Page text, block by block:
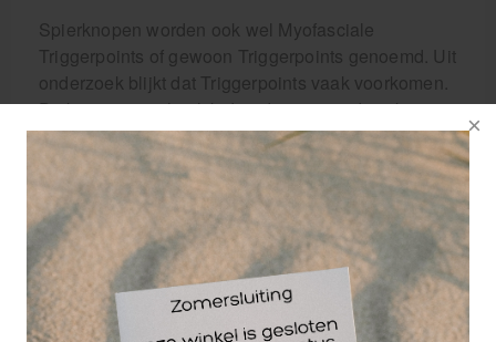
Spierknopen worden ook wel Myofasciale
Triggerpoints of gewoon Triggerpoints genoemd. Uit
onderzoek blijkt dat Triggerpoints vaak voorkomen.
Dit komt waarschijnlijk doordat wij steeds vaker
langdurig statische houdingen aannemen die niet
ideaal zijn voor het menselijk lichaam zoals
bijvoorbeeld zitten achter je bureau, maar dit is
echter tot op heden nooit bewezen. Gelukkig zijn
Triggerpoints makkelijk te verhelpen door middel
van zelfmassage. Het is dus belangrijk dat er nieuw
bloed door de Sarcomeren gepompt wordt en de
afvalstoffen worden afgevoerd. Gelukkig hoeven we